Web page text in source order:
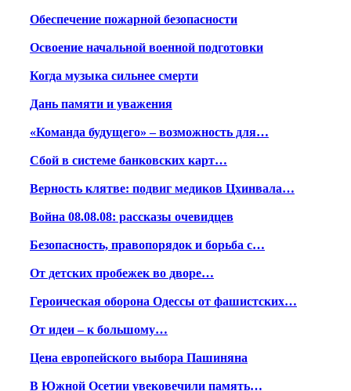
Обеспечение пожарной безопасности
Освоение начальной военной подготовки
Когда музыка сильнее смерти
Дань памяти и уважения
«Команда будущего» – возможность для…
Сбой в системе банковских карт…
Верность клятве: подвиг медиков Цхинвала…
Война 08.08.08: рассказы очевидцев
Безопасность, правопорядок и борьба с…
От детских пробежек во дворе…
Героическая оборона Одессы от фашистских…
От идеи – к большому…
Цена европейского выбора Пашиняна
В Южной Осетии увековечили память…